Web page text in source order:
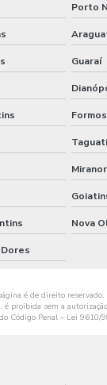
Porto
Guaraí
Nova
é de direito
proibida sem a
Código Penal – Lei 9610/